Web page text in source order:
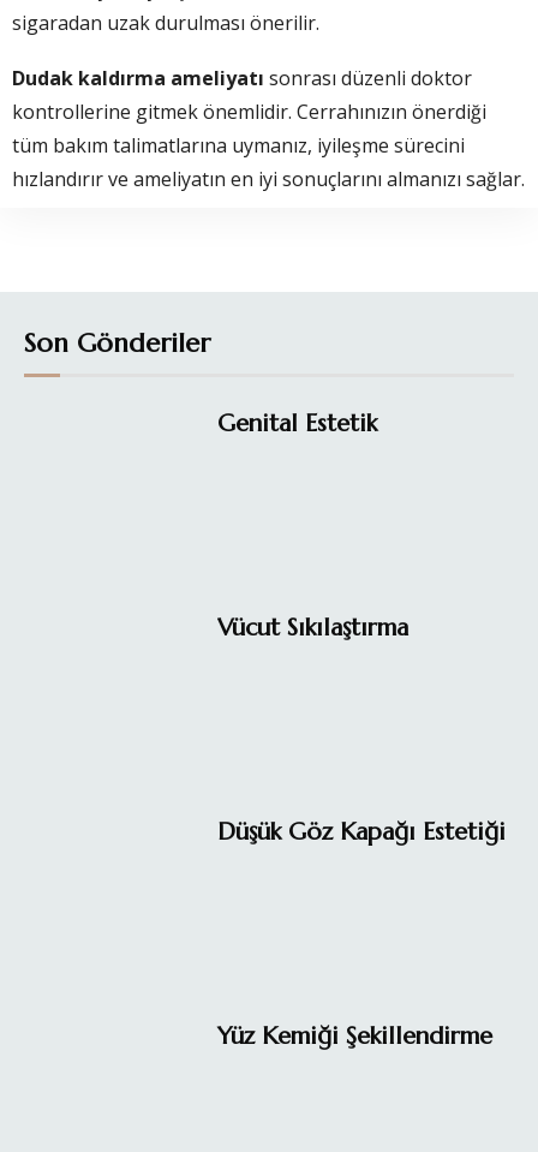
sigaradan uzak durulması önerilir.
Dudak kaldırma ameliyatı sonrası düzenli doktor
kontrollerine gitmek önemlidir. Cerrahınızın önerdiği
tüm bakım talimatlarına uymanız, iyileşme sürecini
hızlandırır ve ameliyatın en iyi sonuçlarını almanızı sağlar.
Son Gönderiler
Genital Estetik
Vücut Sıkılaştırma
Düşük Göz Kapağı Estetiği
Yüz Kemiği Şekillendirme